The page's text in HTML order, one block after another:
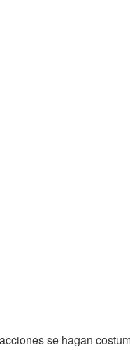
se hagan